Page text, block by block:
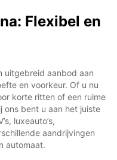
Flexibel en
uitgebreid aanbod aan
en voorkeur. Of u nu
korte ritten of een ruime
ons bent u aan het juiste
luxeauto’s,
aandrijvingen
automaat.